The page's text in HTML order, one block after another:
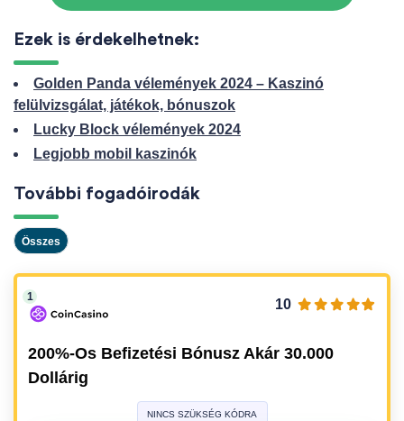
Ezek is érdekelhetnek:
Golden Panda vélemények 2024 – Kaszinó
felülvizsgálat, játékok, bónuszok
Lucky Block vélemények 2024
Legjobb mobil kaszinók
További fogadóirodák
Összes
200%-Os Befizetési Bónusz Akár 30.000
Dollárig
10
NINCS SZÜKSÉG KÓDRA